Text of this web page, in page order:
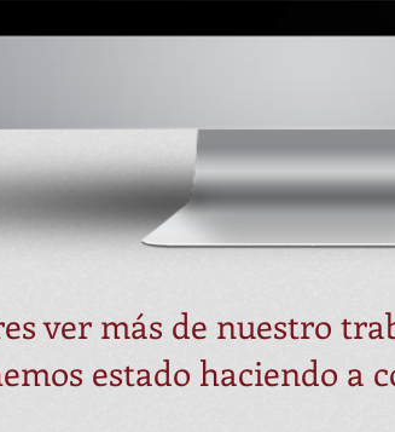
ver más de nuestro
estado haciendo a